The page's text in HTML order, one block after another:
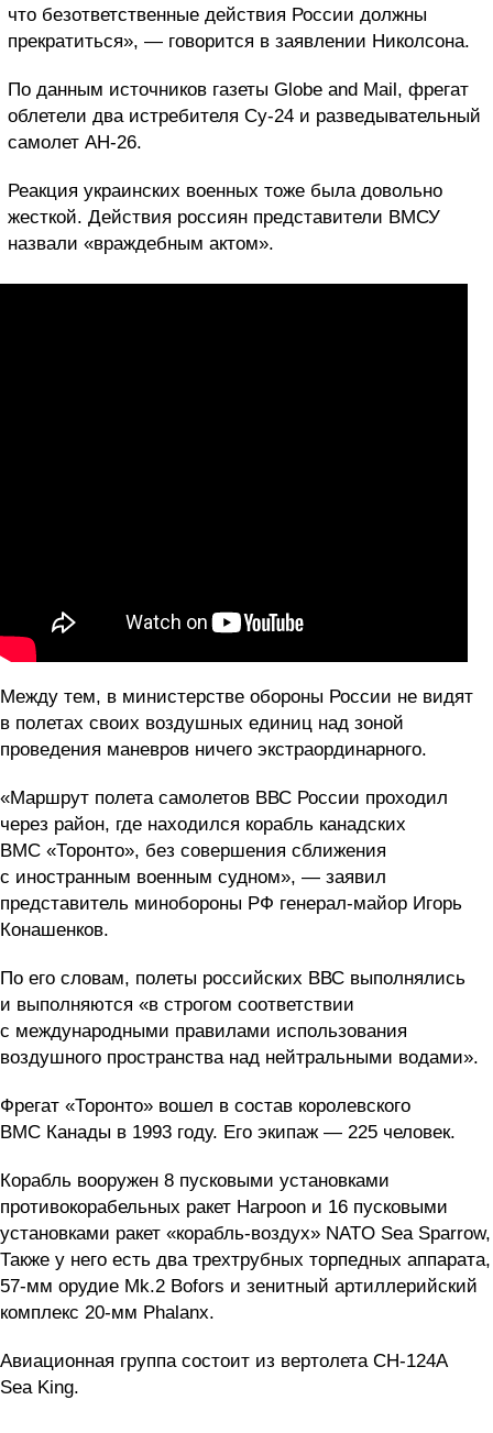
что безответственные действия России должны
прекратиться», — говорится в заявлении Николсона.
По данным источников газеты Globe and Mail, фрегат
облетели два истребителя Су-24 и разведывательный
самолет АН-26.
Реакция украинских военных тоже была довольно
жесткой. Действия россиян представители ВМСУ
назвали «враждебным актом».
Между тем, в министерстве обороны России не видят
в полетах своих воздушных единиц над зоной
проведения маневров ничего экстраординарного.
«Маршрут полета самолетов ВВС России проходил
через район, где находился корабль канадских
ВМС «Торонто», без совершения сближения
с иностранным военным судном», — заявил
представитель минобороны РФ генерал-майор Игорь
Конашенков.
По его словам, полеты российских ВВС выполнялись
и выполняются «в строгом соответствии
с международными правилами использования
воздушного пространства над нейтральными водами».
Фрегат «Торонто» вошел в состав королевского
ВМС Канады в 1993 году. Его экипаж — 225 человек.
Корабль вооружен 8 пусковыми установками
противокорабельных ракет Harpoon и 16 пусковыми
установками ракет «корабль-воздух» NATO Sea Sparrow,
Также у него есть два трехтрубных торпедных аппарата,
57-мм орудие Mk.2 Bofors и зенитный артиллерийский
комплекс 20-мм Phalanx.
Авиационная группа состоит из вертолета CH-124A
Sea King.